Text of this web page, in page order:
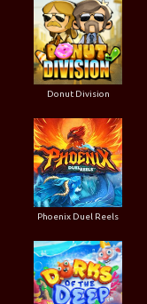
Donut Division
Phoenix Duel Reels